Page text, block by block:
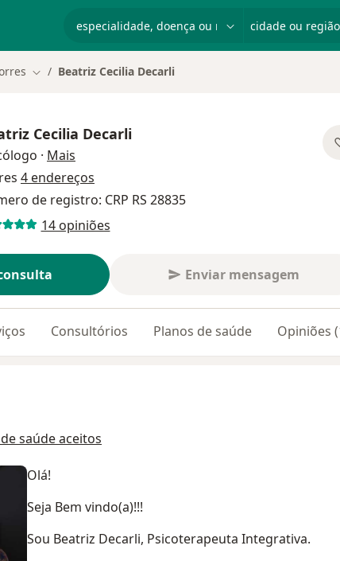
Mudar de cidade
Beatriz Cecilia Decarli
Cecilia Decarli
· Mais
4 endereços
de registro: CRP RS 28835
14 opiniões
Enviar mensagem
Consultórios Planos de saúde Opiniões
saúde aceitos
Olá!
Seja Bem vindo(a)!!!
Sou Beatriz Decarli, Psicoterapeuta Integrativa.